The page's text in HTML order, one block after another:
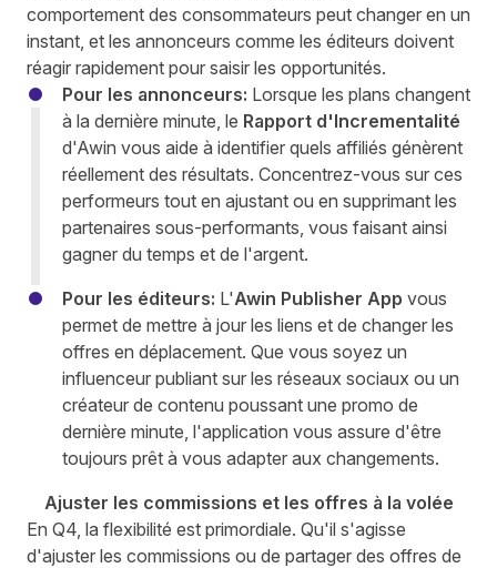
comportement des consommateurs peut changer en un
instant, et les annonceurs comme les éditeurs doivent
réagir rapidement pour saisir les opportunités.
Pour les annonceurs: Lorsque les plans changent
à la dernière minute, le Rapport d'Incrementalité
d'Awin vous aide à identifier quels affiliés génèrent
réellement des résultats. Concentrez-vous sur ces
performeurs tout en ajustant ou en supprimant les
partenaires sous-performants, vous faisant ainsi
gagner du temps et de l'argent.
Pour les éditeurs: L'Awin Publisher App vous
permet de mettre à jour les liens et de changer les
offres en déplacement. Que vous soyez un
influenceur publiant sur les réseaux sociaux ou un
créateur de contenu poussant une promo de
dernière minute, l'application vous assure d'être
toujours prêt à vous adapter aux changements.
Ajuster les commissions et les offres à la volée
En Q4, la flexibilité est primordiale. Qu'il s'agisse
d'ajuster les commissions ou de partager des offres de